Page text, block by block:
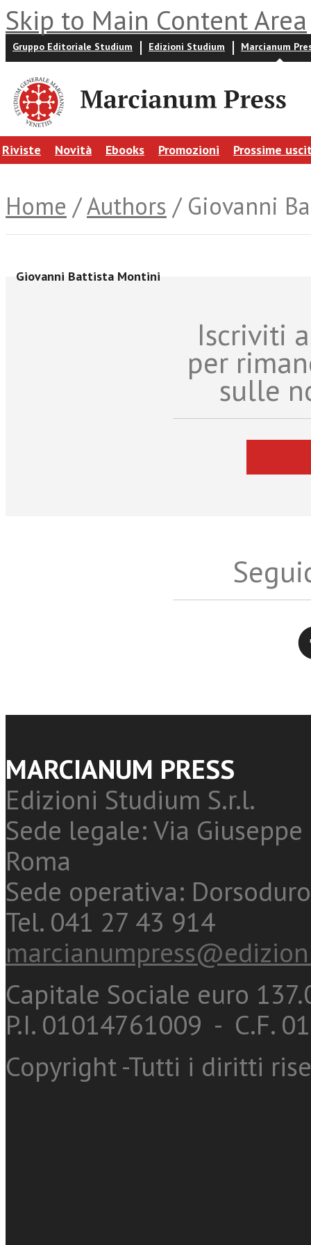
Skip to Main Content Area
Gruppo Editoriale Studium Edizioni Studium Marcianum
Riviste Novità Ebooks Promozioni Prossime
Home /Authors / Giovanni
Giovanni Battista Montini
Iscriviti
per
sulle
MARCIANUM PRESS
Edizioni Studium S.r.l.
Sede legale: Via
Roma
Sede operativa:
Tel. 041 27 43 914
Capitale Sociale euro
P.I. 01014761009 - C.F.
Copyright -Tutti i diritti